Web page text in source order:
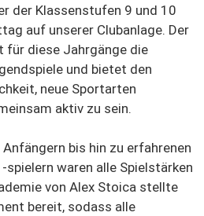
der Klassenstufen 9 und 10
auf unserer Clubanlage. Der
diese Jahrgänge die
und bietet den
neue Sportarten
aktiv zu sein.
bis hin zu erfahrenen
spielern waren alle Spielstärken
von Alex Stoica stellte
bereit, sodass alle